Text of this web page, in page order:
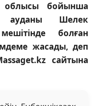
облысы бойынша
ауданы Шелек
болған
жасады, деп
сайтына